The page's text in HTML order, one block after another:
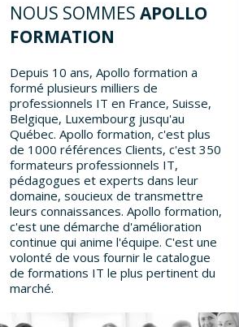
NOUS SOMMES APOLLO
FORMATION
Depuis 10 ans, Apollo formation a
formé plusieurs milliers de
professionnels IT en France, Suisse,
Belgique, Luxembourg jusqu'au
Québec. Apollo formation, c'est plus
de 1000 références Clients, c'est 350
formateurs professionnels IT,
pédagogues et experts dans leur
domaine, soucieux de transmettre
leurs connaissances. Apollo formation,
c'est une démarche d'amélioration
continue qui anime l'équipe. C'est une
volonté de vous fournir le catalogue
de formations IT le plus pertinent du
marché.